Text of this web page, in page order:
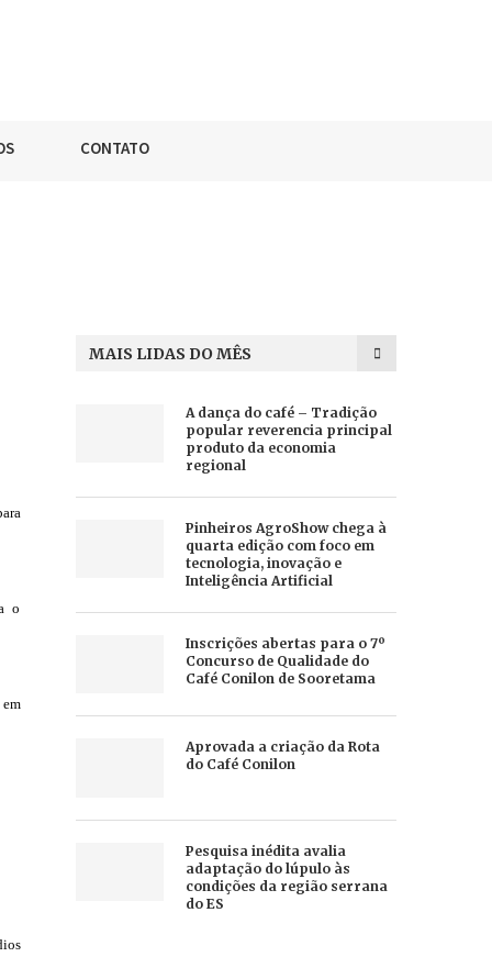
CONTATO
o
MAIS LIDAS DO MÊS
A dança do café – Tradição
popular reverencia principal
produto da economia
regional
Pinheiros AgroShow chega à
quarta edição com foco em
tecnologia, inovação e
Inteligência Artificial
Inscrições abertas para o 7º
Concurso de Qualidade do
Café Conilon de Sooretama
Aprovada a criação da Rota
do Café Conilon
Pesquisa inédita avalia
adaptação do lúpulo às
condições da região serrana
do ES